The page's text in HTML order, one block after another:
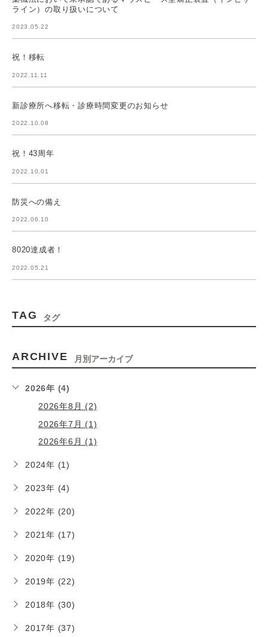
ライン）の取り扱いについて
2023.05.22
祝！移転
2022.11.11
新診療所へ移転・診療時間変更のお知らせ
2022.10.08
祝！43周年
2022.10.01
防災への備え
2022.06.10
8020達成者！
2022.05.21
TAG タグ
ARCHIVE 月別アーカイブ
2026年 (4)
2026年8月 (2)
2026年7月 (1)
2026年6月 (1)
2024年 (1)
2023年 (4)
2022年 (20)
2021年 (17)
2020年 (19)
2019年 (22)
2018年 (30)
2017年 (37)